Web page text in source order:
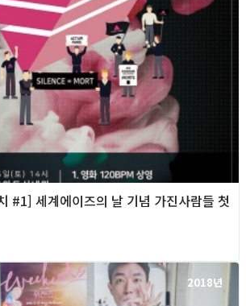
#1] 세계에이즈의 날 기념 가진사람들 첫
2018년